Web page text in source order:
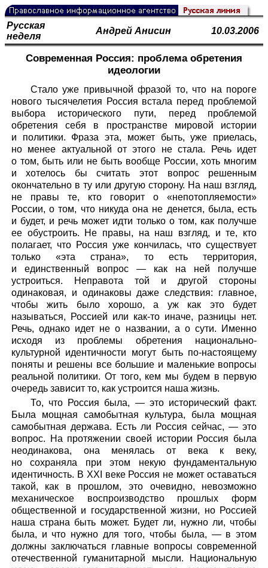
Русская
неделя
Андрей Анисин 10.03.2006
Современная Россия: проблема обретения
идеологии
Стало уже привычной фразой то, что на пороге
нового тысячелетия Россия встала перед проблемой
выбора исторического пути, перед проблемой
обретения себя в пространстве мировой истории
и политики. Фраза эта, может быть, уже приелась,
но менее актуальной от этого не стала. Речь идет
о том, быть или не быть вообще России, хоть многим
и хотелось бы считать этот вопрос решенным
окончательно в ту или другую сторону. На наш взгляд,
не правы те, кто говорит о «непотопляемости»
России, о том, что никуда она не денется, была, есть
и будет, и речь может идти только о том, как получше
ее обустроить. Не правы, на наш взгляд, и те, кто
полагает, что Россия уже кончилась, что существует
только «эта страна», то есть территория,
и единственный вопрос — как на ней получше
устроиться. Неправота той и другой стороны
одинаковая, и одинаковы даже следствия: главное,
чтобы жить было хорошо, а уж как это будет
называться, Россией или как-то иначе, разницы нет.
Речь, однако идет не о названии, а о сути. Именно
исходя из проблемы обретения национально-
культурной идентичности могут быть по-настоящему
поняты и решены все большие и маленькие вопросы
реальной политики. От того, кем мы будем в первую
очередь зависит то, как устроится наша жизнь.
То, что Россия была, — это исторический факт.
Была мощная самобытная культура, была мощная
самобытная держава. Есть ли Россия сейчас, — это
вопрос. На протяжении своей истории Россия была
неодинакова, она менялась от века к веку,
но сохраняла при этом некую фундаментальную
идентичность. В XXI веке Россия не может оставаться
такой, как в прошлом, это очевидно, невозможно
механическое воспроизводство прошлых форм
общественной и государственной жизни, но Россией
наша страна быть может. Будет ли, нужно ли, чтобы
была, и что нужно для того, чтобы была, — в этом
должны заключаться главные вопросы современной
отечественной гуманитарной мысли. Национальную